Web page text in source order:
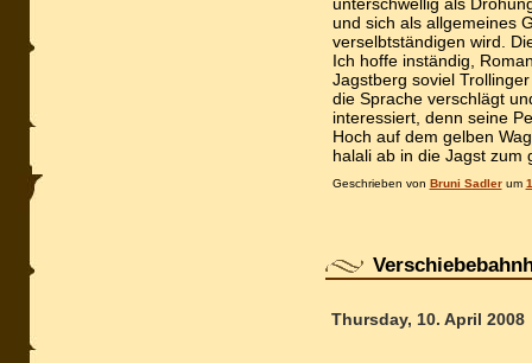
und sich als allgemeines
verselbtständigen wird.
Ich hoffe inständig,
Jagstberg soviel
die Sprache verschlägt
interessiert, denn seine
Hoch auf dem gelben
halali ab in die Jagst zum
Geschrieben von Bruni Sadlerum
Thursday, 10. April 2008